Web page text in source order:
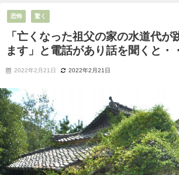
恐怖 驚く
「亡くなった祖父の家の水道代が
ます」と電話があり話を聞くと・
2022年2月21日 2022年2月21日